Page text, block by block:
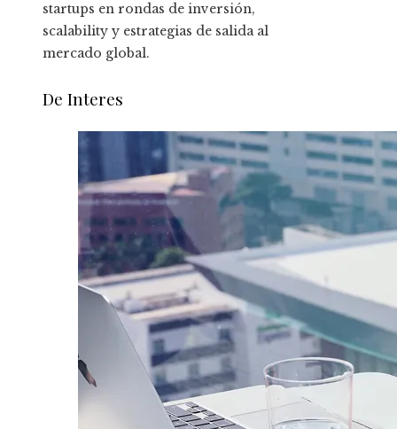
startups en rondas de inversión,
scalability y estrategias de salida al
mercado global.
De Interes